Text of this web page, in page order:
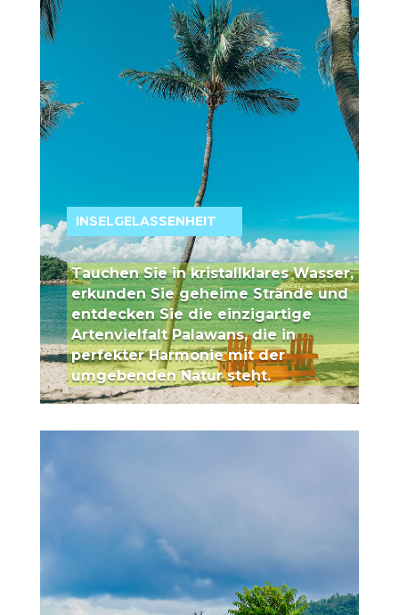
INSELGELASSENHEIT
Tauchen Sie in kristallklares Wasser,
erkunden Sie geheime Strände und
entdecken Sie die einzigartige
Artenvielfalt Palawans, die in
perfekter Harmonie mit der
umgebenden Natur steht.